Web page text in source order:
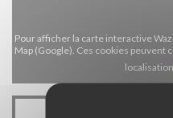
Pour afficher la carte interactive
Map (Google). Ces cookies peuvent